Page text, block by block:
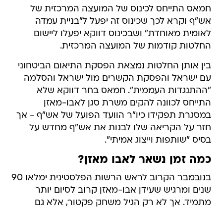
חמאס התייחס לכינוס של המועצה המרכזית של
אש"ף וקרא לכך שכינוס זה יפעל ל"בניית עמדה
לאומית מאוחדת" ושבכינוס דווקא יפעלו ליישום
החלטות קודמות של המועצה המרכזית.
בין אותן החלטות נמצאת הפסקת התיאום הביטחוני
עם ישראל והפסקת הקשרים מול ישראל והסלמה
"ההתנגדות העממית". חמאס בחר דווקא שלא
התייחס לכוונה להקים משרת סגן לאבו-מאזן
במסגרת תפקידו כיו"ר הוועד הפועל של אש"ף - אך
חזר על הקריאה שלו לבנות את אש"ף מחדש על
בסיס "שותפות וייצוג אמיתי".
כמה זמן נשאר לאבו מאזן?
בנובמבר הקרוב לראש הרשות הפלסטינית ימלאו 90
שנים ומרגיש שעידן אבו-מאזן קרוב לסיום יותר
מתמיד. אך לא רק הגיל משחק פקטור, אלא גם